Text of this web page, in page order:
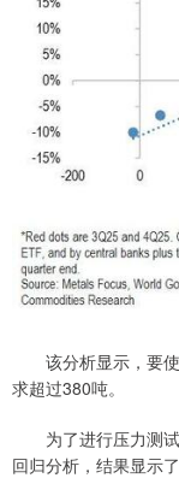
该分析显示，要使
求超过380吨。
为了进行压力测试
回归分析，结果显示